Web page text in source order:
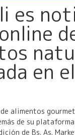
es
en
alimentos
de su
de Bs. As.